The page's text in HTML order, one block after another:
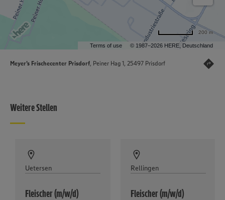
Terms of use © 1987–2026 HERE, Deutschland
200 m
Meyer's Frischecenter Prisdorf, Peiner Hag 1, 25497 Prisdorf
Weitere Stellen
Uetersen
Fleischer (m/w/d)
Rellingen
Fleischer (m/w/d)